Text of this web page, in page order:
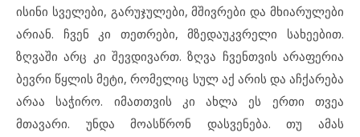
ისინი სველები, გარუჯულები, მშივრები და მხიარულები
არიან. ჩვენ კი თეთრები, მზედაუკვრელი სახეებით.
ზღვაში არც კი შევდივართ. ზღვა ჩვენთვის არაფერია
ბევრი წყლის მეტი, რომელიც სულ აქ არის და აჩქარება
არაა საჭირო. იმათთვის კი ახლა ეს ერთი თვეა
მთავარი. უნდა მოასწრონ დასვენება. თუ ამას